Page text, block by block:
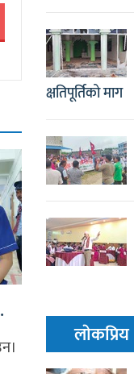
क्षतिपूर्तिको माग
लाेकप्रिय